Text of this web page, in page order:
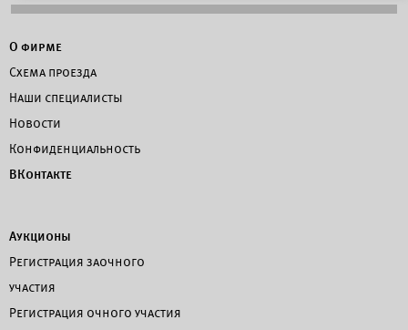
О фирме
Схема проезда
Наши специалисты
Новости
Конфиденциальность
ВКонтакте
Аукционы
Регистрация заочного
участия
Регистрация очного участия